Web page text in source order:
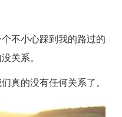
不小心踩到我的路过的
关系。
真的没有任何关系了。